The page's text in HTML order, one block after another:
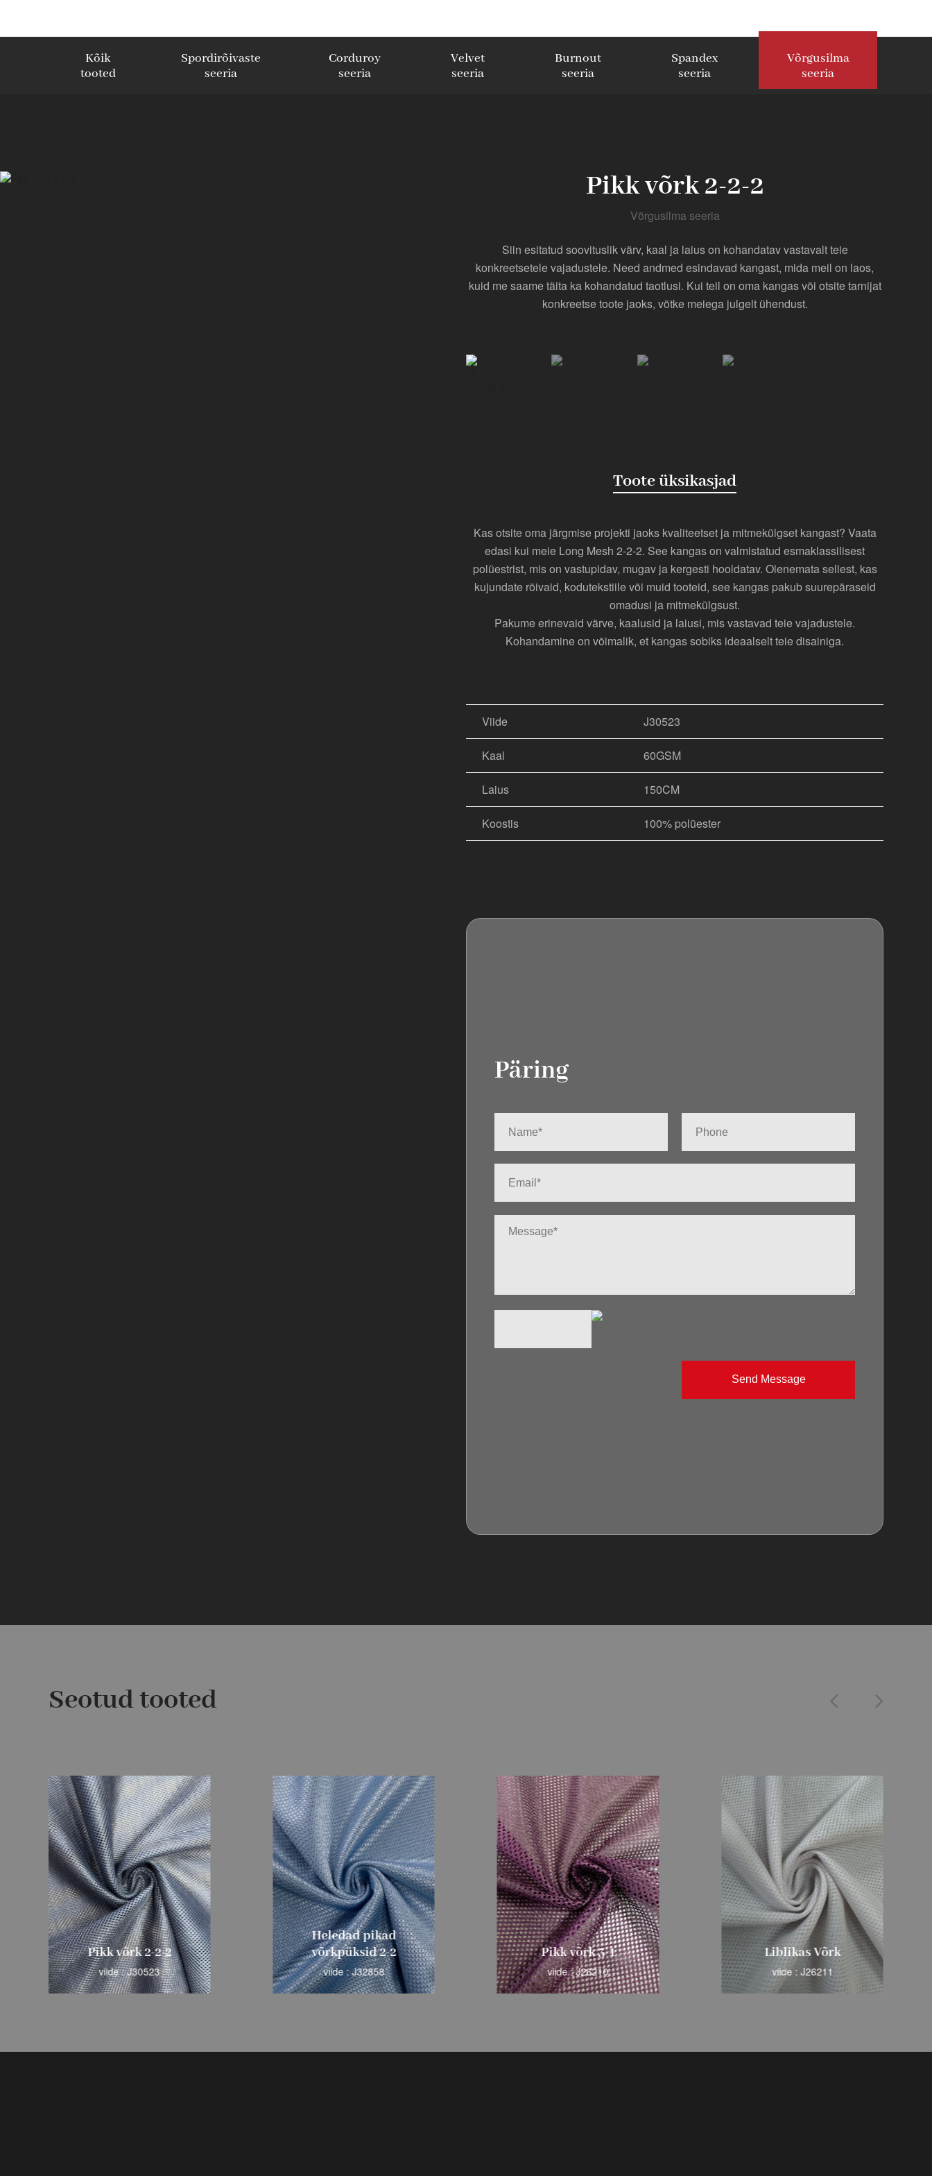
Kõik
tooted
Spordirõivaste
seeria
Corduroy
seeria
Velvet
seeria
Burnout
seeria
Spandex
seeria
Võrgusilma
seeria
Pikk võrk 2-2-2
Võrgusilma seeria
Siin esitatud soovituslik värv, kaal ja laius on kohandatav vastavalt teie
konkreetsetele vajadustele. Need andmed esindavad kangast, mida meil on laos,
kuid me saame täita ka kohandatud taotlusi. Kui teil on oma kangas või otsite tarnijat
konkreetse toote jaoks, võtke meiega julgelt ühendust.
Toote üksikasjad
Kas otsite oma järgmise projekti jaoks kvaliteetset ja mitmekülgset kangast? Vaata
edasi kui meie Long Mesh 2-2-2. See kangas on valmistatud esmaklassilisest
polüestrist, mis on vastupidav, mugav ja kergesti hooldatav. Olenemata sellest, kas
kujundate rõivaid, kodutekstiile või muid tooteid, see kangas pakub suurepäraseid
omadusi ja mitmekülgsust.
Pakume erinevaid värve, kaalusid ja laiusi, mis vastavad teie vajadustele.
Kohandamine on võimalik, et kangas sobiks ideaalselt teie disainiga.
Viide J30523
Kaal 60GSM
Laius 150CM
Koostis 100% polüester
Päring
Seotud tooted
Pikk võrk 2-2-2
viide : J30523
Heledad pikad
võrkpüksid 2-2
viide : J32858
Pikk võrk 3-1
viide : J26210
Liblikas Võrk
viide : J26211